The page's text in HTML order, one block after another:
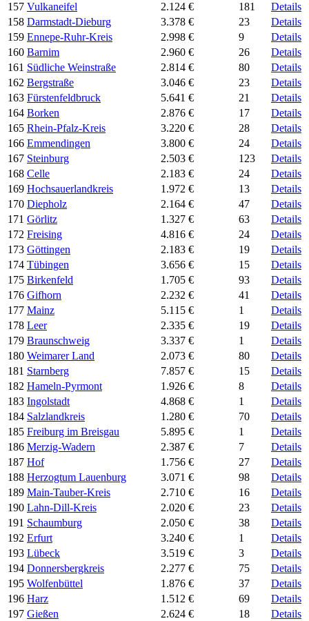
157 Vulkaneifel 2.124 € 181
Details
158 Darmstadt-Dieburg 3.378 € 23
Details
159 Ennepe-Ruhr-Kreis 2.998 € 9
Details
160 Barnim 2.960 € 26
Details
161 Südliche Weinstraße 2.814 € 80
Details
162 Bergstraße 3.046 € 23
Details
163 Fürstenfeldbruck 5.641 € 21
Details
164 Borken 2.876 € 17
Details
165 Rhein-Pfalz-Kreis 3.220 € 28
Details
166 Emmendingen 3.800 € 24
Details
167 Steinburg 2.503 € 123
Details
168 Celle 2.183 € 24
Details
169 Hochsauerlandkreis 1.972 € 13
Details
170 Diepholz 2.164 € 47
Details
171 Görlitz 1.327 € 63
Details
172 Freising 4.816 € 24
Details
173 Göttingen 2.183 € 19
Details
174 Tübingen 3.656 € 15
Details
175 Birkenfeld 1.705 € 93
Details
176 Gifhorn 2.232 € 41
Details
177 Mainz 5.115 € 1
Details
178 Leer 2.335 € 19
Details
179 Braunschweig 3.337 € 1
Details
180 Weimarer Land 2.073 € 80
Details
181 Starnberg 7.857 € 15
Details
182 Hameln-Pyrmont 1.926 € 8
Details
183 Ingolstadt 4.868 € 1
Details
184 Salzlandkreis 1.280 € 70
Details
185 Freiburg im Breisgau 5.895 € 1
Details
186 Merzig-Wadern 2.387 € 7
Details
187 Hof 1.756 € 27
Details
188 Herzogtum Lauenburg 3.071 € 98
Details
189 Main-Tauber-Kreis 2.710 € 16
Details
190 Lahn-Dill-Kreis 2.020 € 23
Details
191 Schaumburg 2.050 € 38
Details
192 Erfurt 3.240 € 1
Details
193 Lübeck 3.519 € 3
Details
194 Donnersbergkreis 2.277 € 75
Details
195 Wolfenbüttel 1.876 € 37
Details
196 Harz 1.512 € 69
Details
197 Gießen 2.624 € 18
Details